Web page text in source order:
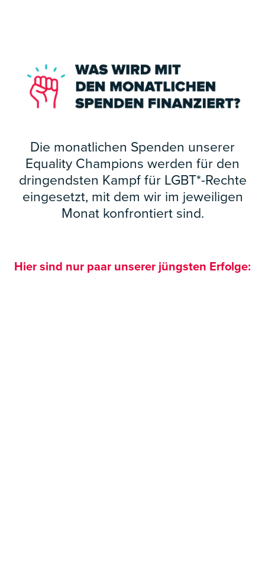
Die monatlichen Spenden unserer
Equality Champions werden für den
dringendsten Kampf für LGBT*-Rechte
eingesetzt, mit dem wir im jeweiligen
Monat konfrontiert sind.
Hier sind nur paar unserer jüngsten Erfolge: